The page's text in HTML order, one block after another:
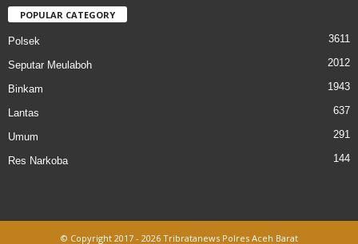
POPULAR CATEGORY
Polsek 3611
Seputar Meulaboh 2012
Binkam 1943
Lantas 637
Umum 291
Res Narkoba 144
© Copyright 2017 - 2026 Tribratanews Polres Aceh Barat